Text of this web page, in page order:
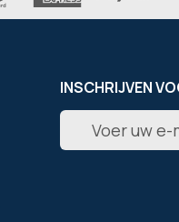
INSCHRIJVEN
Abonneer
op